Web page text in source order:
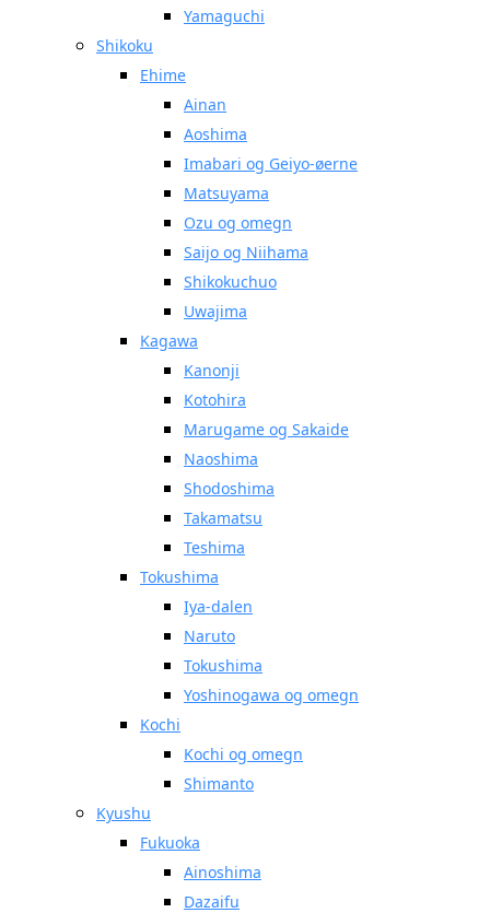
Yamaguchi
Shikoku
Ehime
Ainan
Aoshima
Imabari og Geiyo-øerne
Matsuyama
Ozu og omegn
Saijo og Niihama
Shikokuchuo
Uwajima
Kagawa
Kanonji
Kotohira
Marugame og Sakaide
Naoshima
Shodoshima
Takamatsu
Teshima
Tokushima
Iya-dalen
Naruto
Tokushima
Yoshinogawa og omegn
Kochi
Kochi og omegn
Shimanto
Kyushu
Fukuoka
Ainoshima
Dazaifu